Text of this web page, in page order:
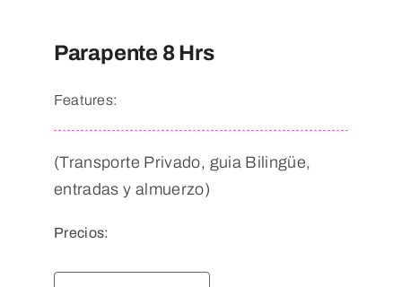
Parapente 8 Hrs
Features:
(Transporte Privado, guia Bilingüe,
entradas y almuerzo)
Precios: